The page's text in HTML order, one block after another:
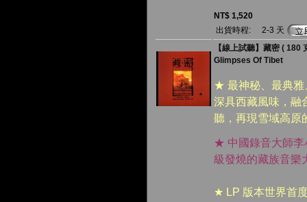
NT$ 1,520
出貨時程:
2-3 天
【線上試聽】藏密 ( 180
Glimpses Of Tibet
★ 最神秘、最典雅
深具西藏風味，融
聽，再現雪域高原
★ 中國錄音大師李
級發燒的藏族音樂
★ LP 版本世界首